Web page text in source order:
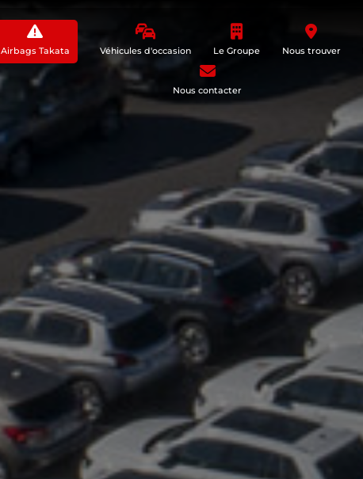
Airbags Takata Véhicules d'occasion Le Groupe Nous trouver
Nous contacter